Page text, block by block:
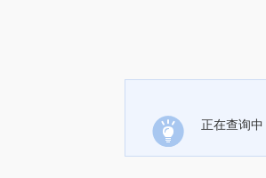
正在查询